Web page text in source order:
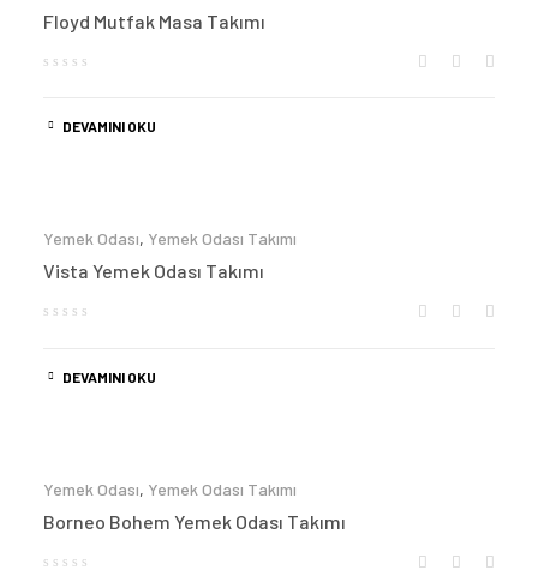
Floyd Mutfak Masa Takımı
DEVAMINI OKU
Yemek Odası, Yemek Odası Takımı
Vista Yemek Odası Takımı
DEVAMINI OKU
Yemek Odası, Yemek Odası Takımı
Borneo Bohem Yemek Odası Takımı